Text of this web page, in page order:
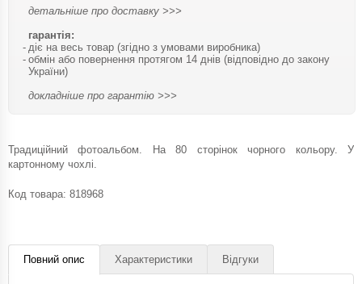
детальніше про доставку >>>
гарантія:
діє на весь товар (згідно з умовами виробника)
обмін або повернення протягом 14 днів (відповідно до закону
України)
докладніше про гарантію >>>
Традиційний фотоальбом. На 80 сторінок чорного кольору. У
картонному чохлі.
Код товара: 818968
Повний опис Характеристики Відгуки